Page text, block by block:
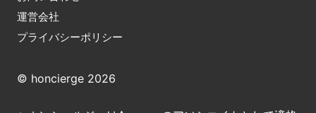
運営会社
プライバシーポリシー
© honcierge 2026